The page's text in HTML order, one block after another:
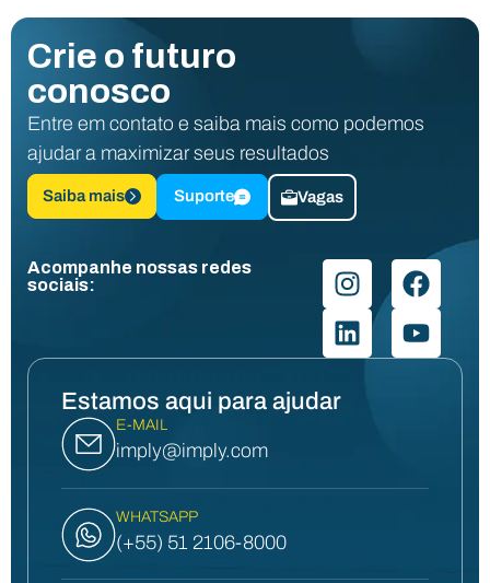
Crie o futuro
conosco
Entre em contato e saiba mais como podemos
ajudar a maximizar seus resultados
Saiba mais Suporte Vagas
Acompanhe nossas redes
sociais:
Estamos aqui para ajudar
E-MAIL
imply@imply.com
WHATSAPP
(+55) 51 2106-8000